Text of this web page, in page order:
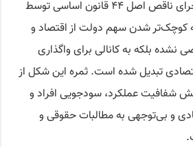
هدف قرار داده است. اجرای ناقص اصل ۴۴ قانون اساسی توسط
کوچک‌تر شدن سهم دولت از اقتصاد و
بلکه به کانالی برای واگذاری
تبدیل شده است. ثمره این شکل از
شفافیت عملکرد، سودجویی‌ افراد و
و بی‌توجهی به مطالبات حقوقی و